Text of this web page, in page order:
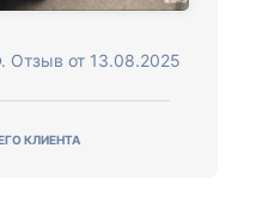
Отзыв от 13.08.2025
КЛИЕНТА